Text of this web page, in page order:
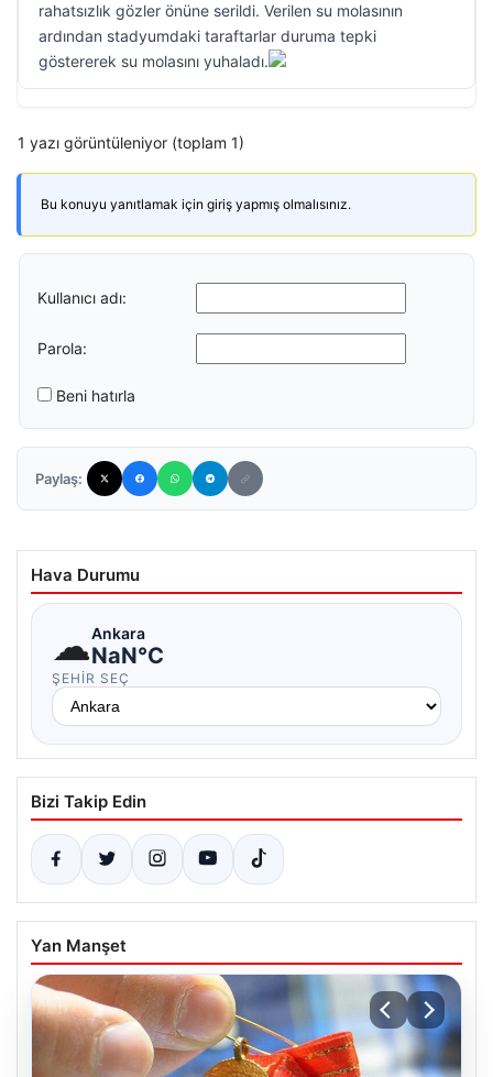
rahatsızlık gözler önüne serildi. Verilen su molasının
ardından stadyumdaki taraftarlar duruma tepki
göstererek su molasını yuhaladı.
1 yazı görüntüleniyor (toplam 1)
Bu konuyu yanıtlamak için giriş yapmış olmalısınız.
Kullanıcı adı:
Parola:
Beni hatırla
Paylaş:
Hava Durumu
☁Ankara
NaN°C
ŞEHIR SEÇ
Bizi Takip Edin
Yan Manşet